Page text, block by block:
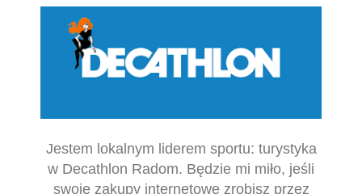
Jestem lokalnym liderem sportu: turystyka
w Decathlon Radom. Będzie mi miło, jeśli
swoje zakupy internetowe zrobisz przez